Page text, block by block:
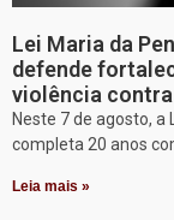
Lei Maria da
defende
violência
Neste 7 de agosto, a
completa 20 anos
Leia mais »